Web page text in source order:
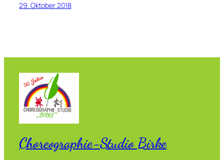
29. Oktober 2018
Choreographie-Studio Birke